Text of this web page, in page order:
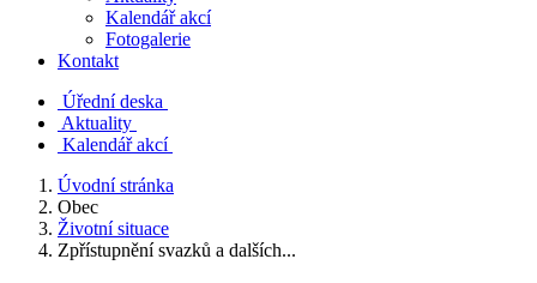
Kalendář akcí
Fotogalerie
Kontakt
Úřední deska
Aktuality
Kalendář akcí
Úvodní stránka
Obec
Životní situace
Zpřístupnění svazků a dalších...